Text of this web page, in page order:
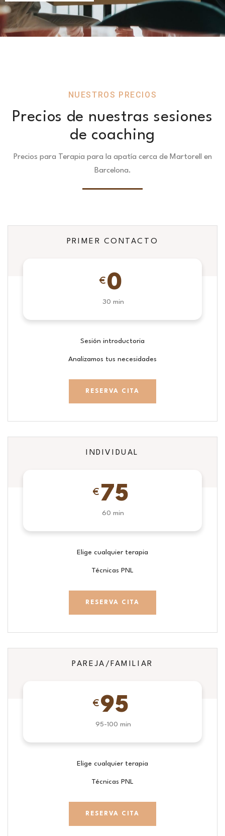
NUESTROS PRECIOS
Precios de nuestras sesiones
de coaching
Precios para Terapia para la apatía cerca de Martorell en
Barcelona.
PRIMER CONTACTO
€ 0
30 min
Sesión introductoria
Analizamos tus necesidades
RESERVA CITA
INDIVIDUAL
€ 75
60 min
Elige cualquier terapia
Técnicas PNL
RESERVA CITA
PAREJA/FAMILIAR
€ 95
95-100 min
Elige cualquier terapia
Técnicas PNL
RESERVA CITA